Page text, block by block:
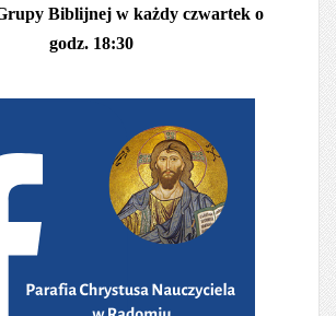
Biblijnej w każdy czwartek o
godz. 18:30